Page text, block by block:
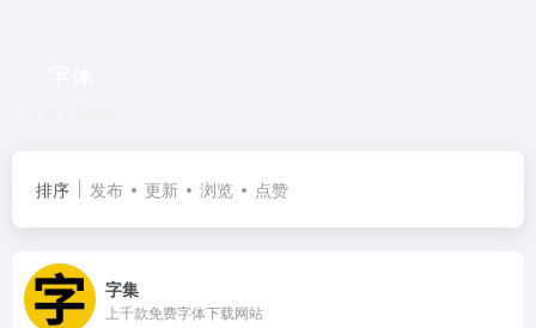
排序 发布 更新 浏览 点赞
字集
上千款免费字体下载网站